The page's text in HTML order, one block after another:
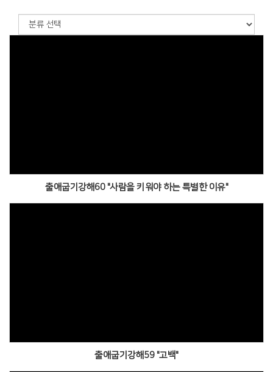
출애굽기강해60 "사람을 키워야 하는 특별한 이유"
출애굽기강해59 "고백"